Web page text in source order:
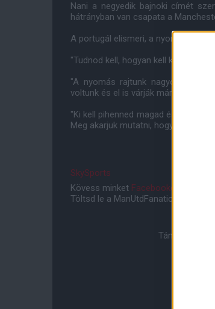
Nani a negyedik bajnoki címét
hátrányban van csapata a
A portugál elismeri, a nyomás ott
"Tudnod kell, hogyan kell kezelni a
"A nyomás rajtunk nagyobb,
voltunk és el is várják már tõlünk,
"Ki kell pihenned magad és mindig
Meg akarjuk mutatni, hogy mi
SkySports
Kövess minket Facebookon
Töltsd le a ManUtdFanatics.hu
Támogasd